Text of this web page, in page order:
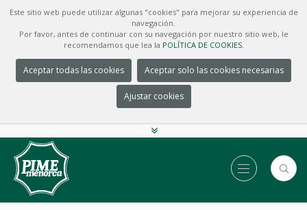
Este sitio web puede utilizar algunas "cookies" para mejorar su experiencia de
navegación.
Por favor, antes de continuar con su navegación por nuestro sitio web, le
recomendamos que lea la POLÍTICA DE COOKIES.
Aceptar todas las cookies Aceptar solo las cookies necesarias
Ajustar cookies